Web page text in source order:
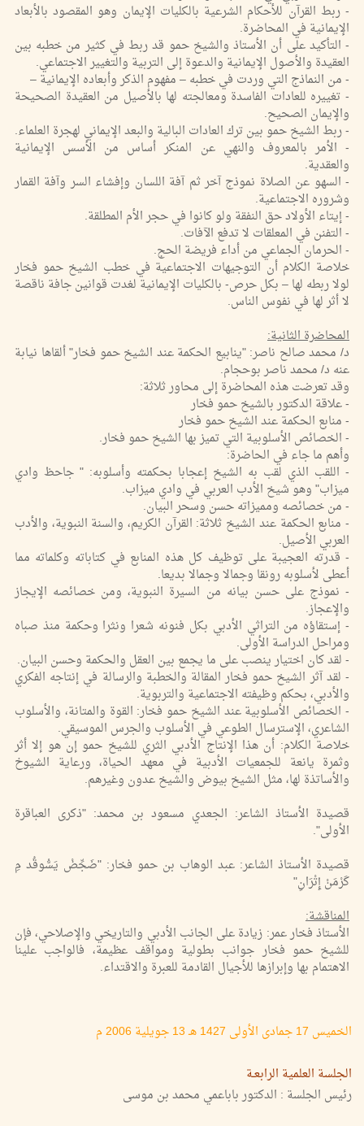
- ربط القرآن للأحكام الشرعية بالكليات الإيمان وهو المقصود بالأبعاد
الإيمانية في المحاضرة.
- التأكيد على أن الأستاذ والشيخ حمو قد ربط في كثير من خطبه بين
العقيدة والأصول الإيمانية والدعوة إلى التربية والتغيير الاجتماعي.
- من النماذج التي وردت في خطبه – مفهوم الذكر وأبعاده الإيمانية –
- تغييره للعادات الفاسدة ومعالجته لها بالأصيل من العقيدة الصحيحة
والإيمان الصحيح.
- ربط الشيخ حمو بين ترك العادات البالية والبعد الإيماني لهجرة العلماء.
- الأمر بالمعروف والنهي عن المنكر أساس من الأسس الإيمانية
والعقدية.
- السهو عن الصلاة نموذج آخر ثم آفة اللسان وإفشاء السر وآفة القمار
وشروره الاجتماعية.
- إيتاء الأولاد حق النفقة ولو كانوا في حجر الأم المطلقة.
- التفنن في المعلقات لا تدفع الآفات.
- الحرمان الجماعي من أداء فريضة الحج.
خلاصة الكلام أن التوجيهات الاجتماعية في خطب الشيخ حمو فخار
لولا ربطه لها – بكل حرص- بالكليات الإيمانية لغدت قوانين جافة ناقصة
لا أثر لها في نفوس الناس.
المحاضرة الثانية:
د/ محمد صالح ناصر: "ينابيع الحكمة عند الشيخ حمو فخار" ألقاها نيابة
عنه د/ محمد ناصر بوحجام.
وقد تعرضت هذه المحاضرة إلى محاور ثلاثة:
- علاقة الدكتور بالشيخ حمو فخار
- منابع الحكمة عند الشيخ حمو فخار
- الخصائص الأسلوبية التي تميز بها الشيخ حمو فخار.
وأهم ما جاء في الحاضرة:
- اللقب الذي لقب به الشيخ إعجابا بحكمته وأسلوبه: " جاحظ وادي
ميزاب" وهو شيخ الأدب العربي في وادي ميزاب.
- من خصائصه ومميزاته حسن وسحر البيان.
- منابع الحكمة عند الشيخ ثلاثة: القرآن الكريم، والسنة النبوية، والأدب
العربي الأصيل.
- قدرته العجيبة على توظيف كل هذه المنابع في كتاباته وكلماته مما
أعطى لأسلوبه رونقا وجمالا وجمالا بديعا.
- نموذج على حسن بيانه من السيرة النبوية، ومن خصائصه الإيجاز
والإعجاز.
- إستقاؤه من التراثي الأدبي بكل فنونه شعرا ونثرا وحكمة منذ صباه
ومراحل الدراسة الأولى.
- لقد كان اختيار ينصب على ما يجمع بين العقل والحكمة وحسن البيان.
- لقد آثر الشيخ حمو فخار المقالة والخطبة والرسالة في إنتاجه الفكري
والأدبي، بحكم وظيفته الاجتماعية والتربوية.
- الخصائص الأسلوبية عند الشيخ حمو فخار: القوة والمتانة، والأسلوب
الشاعري، الإسترسال الطوعي في الأسلوب والجرس الموسيقي.
خلاصة الكلام: أن هذا الإنتاج الأدبي الثري للشيخ حمو إن هو إلا أثر
وثمرة يانعة للجمعيات الأدبية في معهد الحياة، ورعاية الشيوخ
والأساتذة لها، مثل الشيخ بيوض والشيخ عدون وغيرهم.
قصيدة الأستاذ الشاعر: الجعدي مسعود بن محمد: "ذكرى العباقرة
الأولى".
قصيدة الأستاذ الشاعر: عبد الوهاب بن حمو فخار: "ضَجِّضْ يَسُّوقُد مِ
كَرْمَنْ إِتْرَانِ"
المناقشة:
الأستاذ فخار عمر: زيادة على الجانب الأدبي والتاريخي والإصلاحي، فإن
للشيخ حمو فخار جوانب بطولية ومواقف عظيمة، فالواجب علينا
الاهتمام بها وإبرازها للأجيال القادمة للعبرة والاقتداء.
الخميس 17 جمادى الأولى 1427 هـ 13 جويلية 2006 م
الجلسة العلمية الرابعـة
رئيس الجلسة : الدكتور باباعمي محمد بن موسى